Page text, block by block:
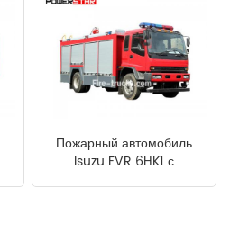
Пожарный автомобиль
Isuzu FVR 6HK1 с